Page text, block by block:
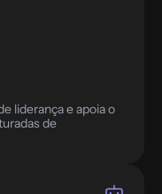
liderança e apoia o
de